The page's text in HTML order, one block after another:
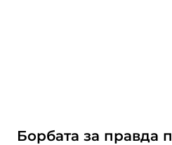
Борбата за правда